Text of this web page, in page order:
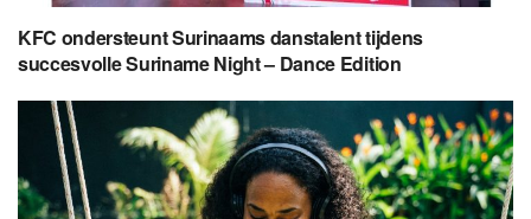
KFC ondersteunt Surinaams danstalent tijdens
succesvolle Suriname Night – Dance Edition